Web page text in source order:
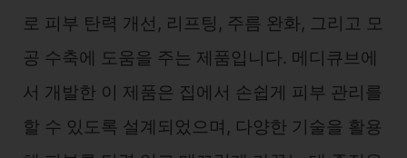
로 피부 탄력 개선, 리프팅, 주름 완화, 그리고 모
공 수축에 도움을 주는 제품입니다. 메디큐브에
서 개발한 이 제품은 집에서 손쉽게 피부 관리를
할 수 있도록 설계되었으며, 다양한 기술을 활용